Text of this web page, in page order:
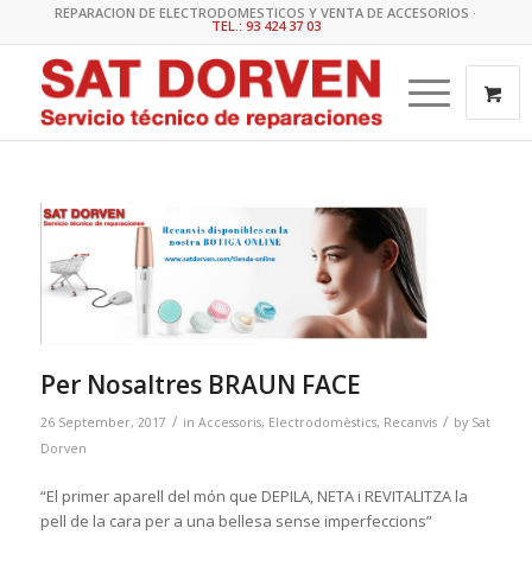
REPARACION DE ELECTRODOMESTICOS Y VENTA DE ACCESORIOS ·
TEL.: 93 424 37 03
Per Nosaltres BRAUN FACE
26 September, 2017 / in Accessoris, Electrodomèstics, Recanvis / by Sat
Dorven
“El primer aparell del món que DEPILA, NETA i REVITALITZA la
pell de la cara per a una bellesa sense imperfeccions”